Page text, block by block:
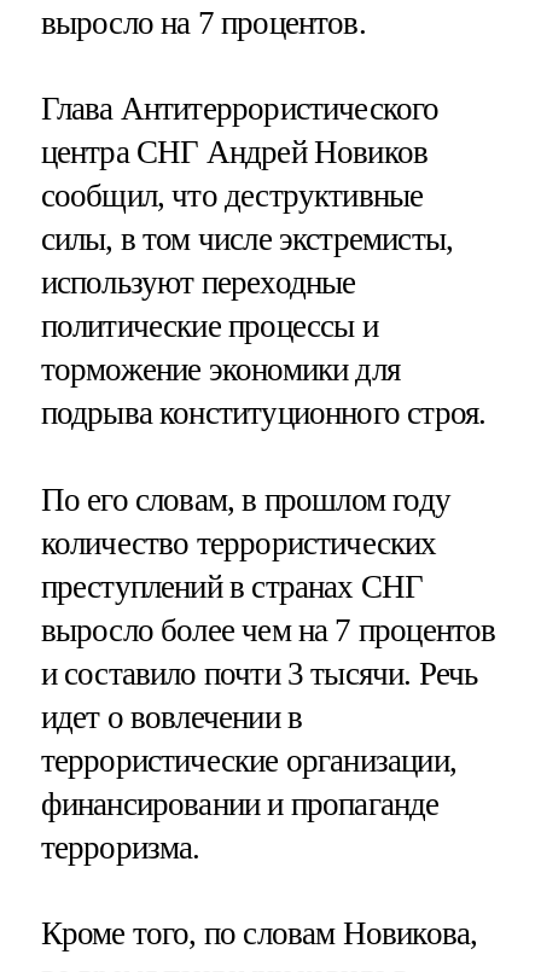
выросло на 7 процентов.
Глава Антитеррористического
центра СНГ Андрей Новиков
сообщил, что деструктивные
силы, в том числе экстремисты,
используют переходные
политические процессы и
торможение экономики для
подрыва конституционного строя.
По его словам, в прошлом году
количество террористических
преступлений в странах СНГ
выросло более чем на 7 процентов
и составило почти 3 тысячи. Речь
идет о вовлечении в
террористические организации,
финансировании и пропаганде
терроризма.
Кроме того, по словам Новикова,